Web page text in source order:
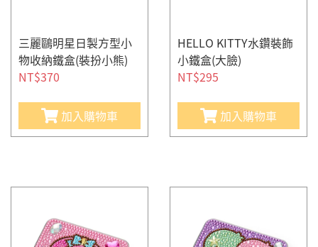
三麗鷗明星日製方型小
物收納鐵盒(裝扮小熊)
NT$370
加入購物車
HELLO KITTY水鑽裝飾
小鐵盒(大臉)
NT$295
加入購物車